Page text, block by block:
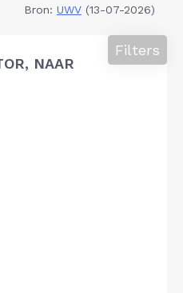
Bron: UWV (13-07-2026)
NAAR
Filters